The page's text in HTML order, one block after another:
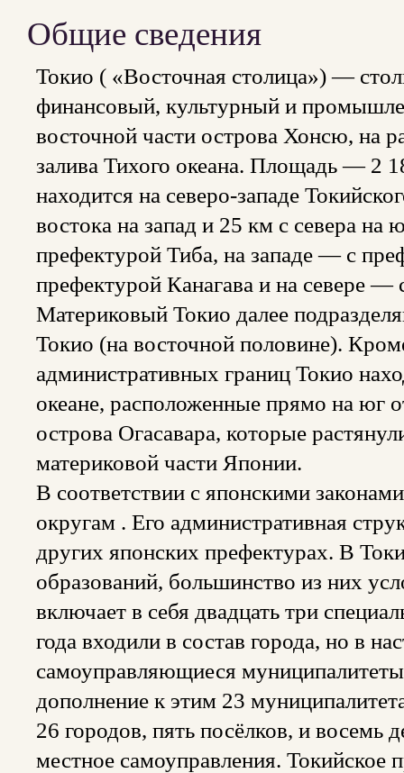
Общие сведения
Токио ( «Восточная столица») —
финансовый, культурный и
восточной части острова Хонсю, на
залива Тихого океана. Площадь — 2
находится на северо-западе
востока на запад и 25 км с севера на
префектурой Тиба, на западе — с
префектурой Канагава и на севере —
Материковый Токио далее
Токио (на восточной половине).
административных границ Токио
океане, расположенные прямо на юг
острова Огасавара, которые
материковой части Японии.
В соответствии с японскими
округам . Его административная
других японских префектурах. В
образований, большинство из них
включает в себя двадцать три
года входили в состав города, но в
самоуправляющиеся
дополнение к этим 23
26 городов, пять посёлков, и восемь
местное самоуправления. Токийское